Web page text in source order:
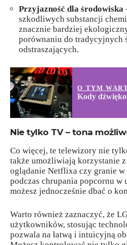
Przyjazność dla środowiska
szkodliwych substancji
znacznie bardziej
porównaniu do tradycyjnych
odstraszających.
O TYM
Kody
Nie tylko TV – tona
Co więcej, te telewizory nie
także umożliwiają korzystanie
oglądanie Netflixa czy granie w
podczas chrupania popcornu
możesz jednocześnie dbać o
Warto również zaznaczyć, że
użytkowników, stosując
pozwala na łatwą i intuicyjną